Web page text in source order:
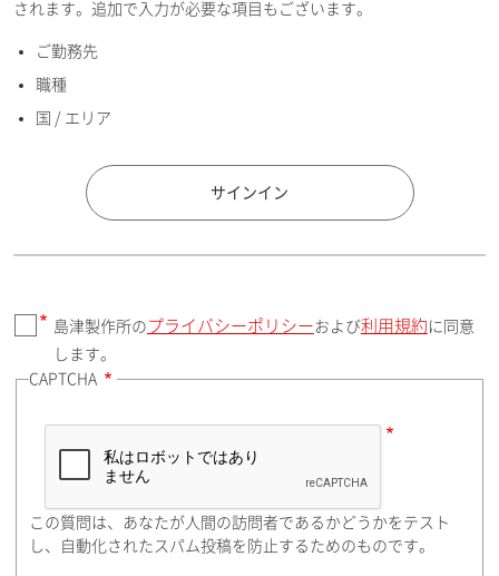
E-mailアドレス（半角英数）
国 / エリア
郵便番号（勤務先）
住所検索
都道府県（勤務先）
されます。追加で入力が必要な項目もございます。
ご勤務先
職種
国 / エリア
サインイン
島津製作所の プライバシーポリシーおよび利用規約 に同意
します。
CAPTCHA
この質問は、あなたが人間の訪問者であるかどうかをテスト
し、自動化されたスパム投稿を防止するためのものです。